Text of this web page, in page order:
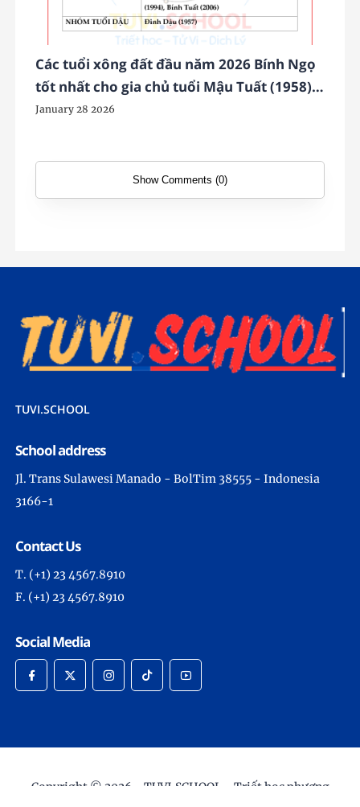
Các tuổi xông đất đầu năm 2026 Bính Ngọ
tốt nhất cho gia chủ tuổi Mậu Tuất (1958)
may mắn, phát tài phát lộc
January 28 2026
Show Comments (0)
TUVI.SCHOOL
School address
Jl. Trans Sulawesi Manado - BolTim 38555 - Indonesia
3166-1
Contact Us
T. (+1) 23 4567.8910
F. (+1) 23 4567.8910
Social Media
Copyright © 2026 - TUVI.SCHOOL - Triết học phương